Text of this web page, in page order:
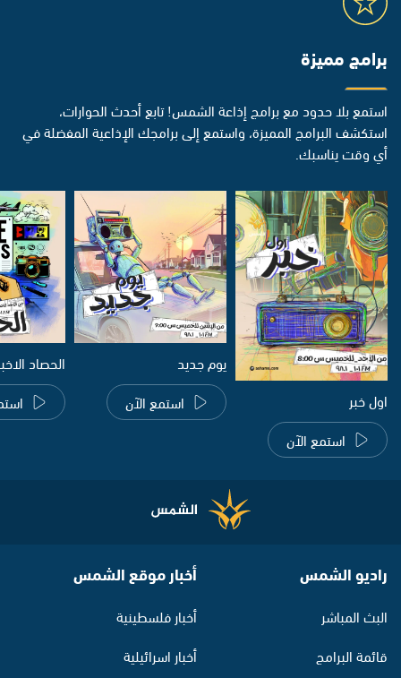
برامج مميزة
استمع بلا حدود مع برامج إذاعة الشمس! تابع أحدث الحوارات،
استكشف البرامج المميزة، واستمع إلى برامجك الإذاعية المفضلة في
أي وقت يناسبك.
اول خبر
استمع الآن
يوم جديد
استمع الآن
الحصاد
راديو الشمس
البث المباشر
قائمة البرامج
أخبار موقع الشمس
أخبار فلسطينية
أخبار اسرائيلية